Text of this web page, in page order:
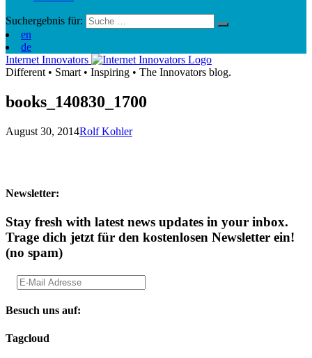
Suchergebnis für:
en
de
Internet Innovators
Different • Smart • Inspiring • The Innovators blog.
books_140830_1700
August 30, 2014Rolf Kohler
Newsletter:
Stay fresh with latest news updates in your inbox.
Trage dich jetzt für den kostenlosen Newsletter ein!
(no spam)
Besuch uns auf:
Tagcloud